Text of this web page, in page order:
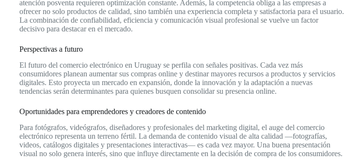
atención posventa requieren optimización constante. Además, la competencia obliga a las empresas a
ofrecer no solo productos de calidad, sino también una experiencia completa y satisfactoria para el usuario.
La combinación de confiabilidad, eficiencia y comunicación visual profesional se vuelve un factor
decisivo para destacar en el mercado.
Perspectivas a futuro
El futuro del comercio electrónico en Uruguay se perfila con señales positivas. Cada vez más
consumidores planean aumentar sus compras online y destinar mayores recursos a productos y servicios
digitales. Esto proyecta un mercado en expansión, donde la innovación y la adaptación a nuevas
tendencias serán determinantes para quienes busquen consolidar su presencia online.
Oportunidades para emprendedores y creadores de contenido
Para fotógrafos, videógrafos, diseñadores y profesionales del marketing digital, el auge del comercio
electrónico representa un terreno fértil. La demanda de contenido visual de alta calidad —fotografías,
videos, catálogos digitales y presentaciones interactivas— es cada vez mayor. Una buena presentación
visual no solo genera interés, sino que influye directamente en la decisión de compra de los consumidores.